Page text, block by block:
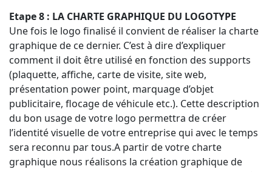
Etape 8 : LA CHARTE GRAPHIQUE DU LOGOTYPE
Une fois le logo finalisé il convient de réaliser la charte
graphique de ce dernier. C’est à dire d’expliquer
comment il doit être utilisé en fonction des supports
(plaquette, affiche, carte de visite, site web,
présentation power point, marquage d’objet
publicitaire, flocage de véhicule etc.). Cette description
du bon usage de votre logo permettra de créer
l’identité visuelle de votre entreprise qui avec le temps
sera reconnu par tous.A partir de votre charte
graphique nous réalisons la création graphique de